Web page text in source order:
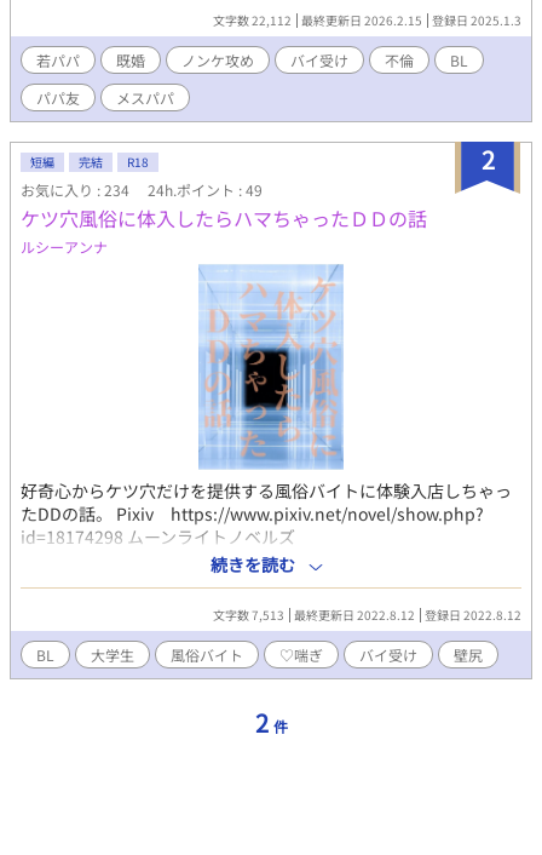
https://www.pixiv.net/novel/show.php?id=26063306 ムーン
ライトノベルズ https://novel18.syosetu.com/n0476iy/
fujossy https://fujossy.jp/books/29960 ハーメルン
https://novel18.syosetu.com/n0476iy/
文字数 22,112 最終更新日 2026.2.15 登録日 2025.1.3
若パパ 既婚 ノンケ攻め バイ受け 不倫
BL
パパ友
メスパパ
2
短編 完結 R18
お気に入り : 234 24h.ポイント : 49
ケツ穴風俗に体入したらハマちゃったＤＤの話
ルシーアンナ
好奇心からケツ穴だけを提供する風俗バイトに体験入店しちゃっ
たDDの話。 Pixiv https://www.pixiv.net/novel/show.php?
id=18174298 ムーンライトノベルズ
https://novel18.syosetu.com/n7624in/ fujossy
https://fujossy.jp/books/29857 ハーメルン
https://syosetu.org/novel/406362/
続きを読む
文字数 7,513 最終更新日 2022.8.12 登録日 2022.8.12
BL 大学生 風俗バイト ♡喘ぎ バイ受け 壁尻
2 件